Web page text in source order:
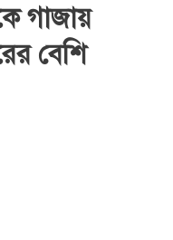
গাজায়
বেশি